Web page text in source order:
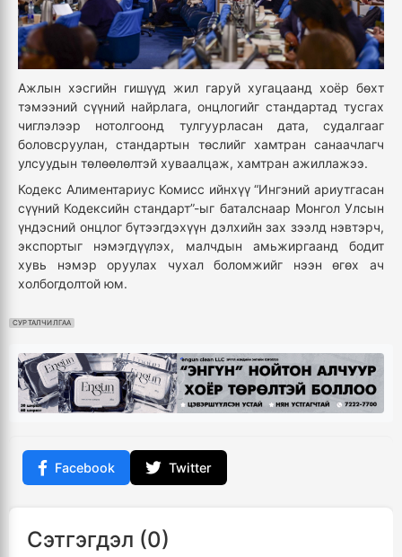
Ажлын хэсгийн гишүүд жил гаруй хугацаанд хоёр бөхт
тэмээний сүүний найрлага, онцлогийг стандартад тусгах
чиглэлээр нотолгоонд тулгуурласан дата, судалгааг
боловсруулан, стандартын төслийг хамтран санаачлагч
улсуудын төлөөлөлтэй хуваалцаж, хамтран ажиллажээ.
Кодекс Алиментариус Комисс ийнхүү “Ингэний ариутгасан
сүүний Кодексийн стандарт”-ыг баталснаар Монгол Улсын
үндэсний онцлог бүтээгдэхүүн дэлхийн зах зээлд нэвтэрч,
экспортыг нэмэгдүүлэх, малчдын амьжиргаанд бодит
хувь нэмэр оруулах чухал боломжийг нээн өгөх ач
холбогдолтой юм.
СУРТАЛЧИЛГАА
Facebook Twitter
Сэтгэгдэл (0)